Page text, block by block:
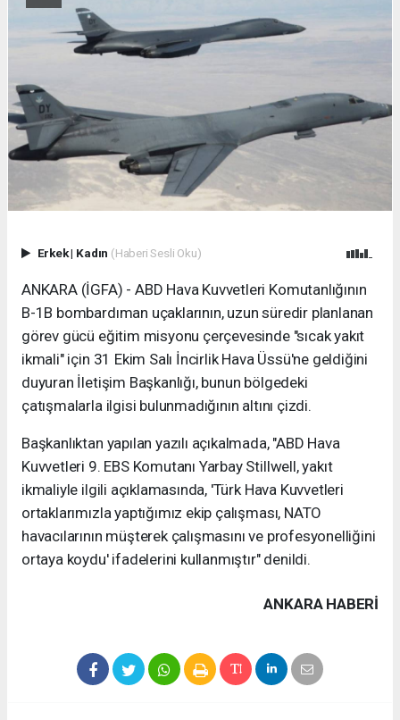
Erkek| Kadın (Haberi Sesli Oku)
ANKARA (İGFA) - ABD Hava Kuvvetleri Komutanlığının
B-1B bombardıman uçaklarının, uzun süredir planlanan
görev gücü eğitim misyonu çerçevesinde "sıcak yakıt
ikmali" için 31 Ekim Salı İncirlik Hava Üssü'ne geldiğini
duyuran İletişim Başkanlığı, bunun bölgedeki
çatışmalarla ilgisi bulunmadığının altını çizdi.
Başkanlıktan yapılan yazılı açıkalmada, "ABD Hava
Kuvvetleri 9. EBS Komutanı Yarbay Stillwell, yakıt
ikmaliyle ilgili açıklamasında, 'Türk Hava Kuvvetleri
ortaklarımızla yaptığımız ekip çalışması, NATO
havacılarının müşterek çalışmasını ve profesyonelliğini
ortaya koydu' ifadelerini kullanmıştır" denildi.
ANKARA HABERİ